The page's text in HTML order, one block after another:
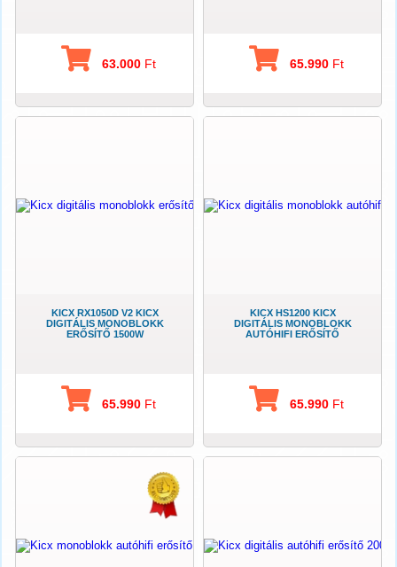
63.000 Ft 65.990 Ft
KICX RX1050D V2 KICX
DIGITÁLIS MONOBLOKK
ERŐSÍTŐ 1500W
65.990 Ft
KICX HS1200 KICX
DIGITÁLIS MONOBLOKK
AUTÓHIFI ERŐSÍTŐ
65.990 Ft